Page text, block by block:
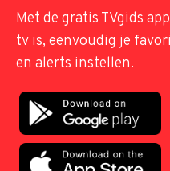
Met de gratis TVgids
tv is, eenvoudig je
en alerts instellen.